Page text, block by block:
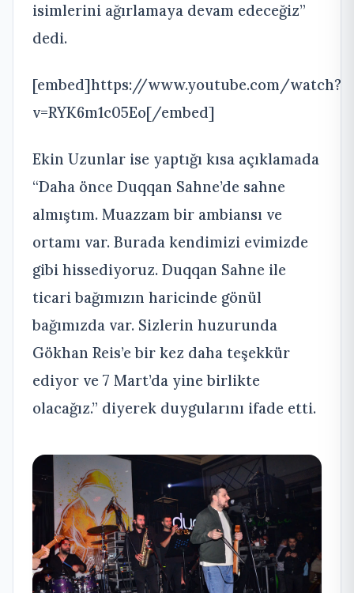
isimlerini ağırlamaya devam edeceğiz”
dedi.
[embed]https://www.youtube.com/watch?
v=RYK6m1c05Eo[/embed]
Ekin Uzunlar ise yaptığı kısa açıklamada
“Daha önce Duqqan Sahne’de sahne
almıştım. Muazzam bir ambiansı ve
ortamı var. Burada kendimizi evimizde
gibi hissediyoruz. Duqqan Sahne ile
ticari bağımızın haricinde gönül
bağımızda var. Sizlerin huzurunda
Gökhan Reis’e bir kez daha teşekkür
ediyor ve 7 Mart’da yine birlikte
olacağız.” diyerek duygularını ifade etti.